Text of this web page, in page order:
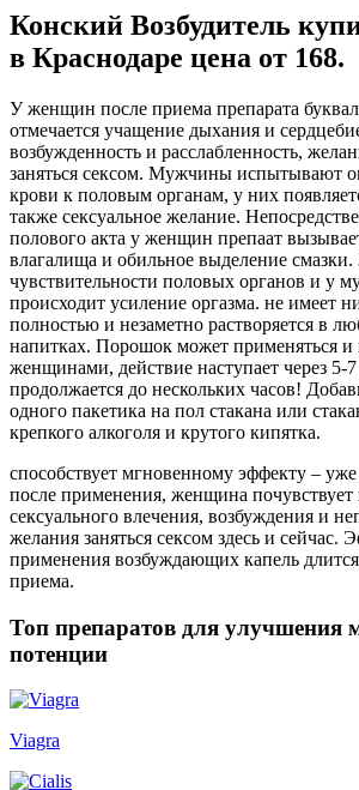
Конский Возбудитель
в Краснодаре цена от 168.
У женщин после приема препарата
отмечается учащение дыхания и
возбужденность и расслабленность,
заняться сексом. Мужчины испытывают
крови к половым органам, у них
также сексуальное желание.
полового акта у женщин препаат
влагалища и обильное выделение
чувствительности половых органов и у
происходит усиление оргазма. не имеет
полностью и незаметно растворяется в
напитках. Порошок может применяться
женщинами, действие наступает через 5-
продолжается до нескольких часов!
одного пакетика на пол стакана или
крепкого алкоголя и крутого кипятка.
способствует мгновенному эффекту –
после применения, женщина почувствует
сексуального влечения, возбуждения и
желания заняться сексом здесь и сейчас.
применения возбуждающих капель
приема.
Топ препаратов для улучшения
потенции
Viagra